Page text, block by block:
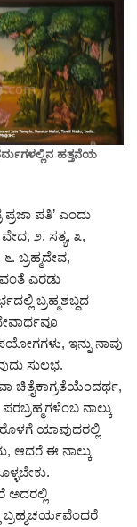
ಹತ್ತನೆಯ
ಪತಿ’ ಎಂದು
೨. ಸತ್ಯ, ೩,
ಬ್ರಹ್ಮದೇವ,
ಎರಡು
ಬ್ರಹ್ಮಶಬ್ದದ
ಇನ್ನು ನಾವು
ಸುಲಭ.
ಚಿತ್ತೈಕಾಗ್ರತೆಯೆಂದರ್ಥ,
ಪರಬ್ರಹ್ಮಗಳೆಂಬ ನಾಲ್ಕು
ಯಾವುದರಲ್ಲಿ
ಆದರೆ ಈ ನಾಲ್ಕು
ಅದರಲ್ಲಿ
ಬ್ರಹ್ಮಚರ್ಯವೆಂದರೆ